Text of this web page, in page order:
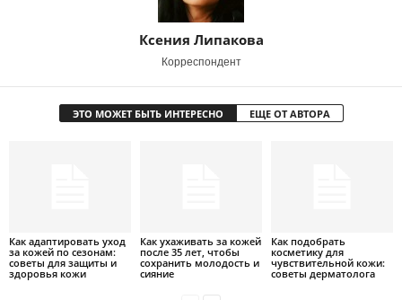
Ксения Липакова
Корреспондент
ЭТО МОЖЕТ БЫТЬ ИНТЕРЕСНО ЕЩЕ ОТ АВТОРА
Как адаптировать уход
за кожей по сезонам:
советы для защиты и
здоровья кожи
Как ухаживать за кожей
после 35 лет, чтобы
сохранить молодость и
сияние
Как подобрать
косметику для
чувствительной кожи:
советы дерматолога